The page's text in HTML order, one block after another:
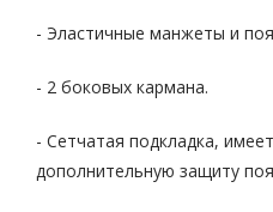
- Эластичные манжеты и
- 2 боковых кармана.
- Сетчатая подкладка,
дополнительную защиту